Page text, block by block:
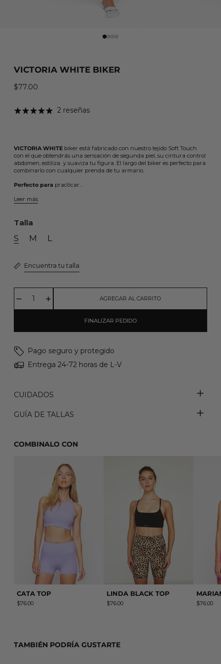
VICTORIA WHITE BIKER
Precio habitual
$77.00
2 reseñas
VICTORIA WHITE biker está fabricado con nuestro tejido Soft Touch
con el que obtendrás una sensación de segunda piel, su cintura control
abdomen, estiliza y suaviza tu figura. El largo del biker es perfecto para
combinarlo con cualquier prenda de tu armario.
Perfecto para practicar…
Leer más
Talla
S M L
Encuentra tu talla
AGREGAR AL CARRITO
FINALIZAR PEDIDO
COMBINALO CON
CATA TOP
$76.00
LINDA BLACK TOP
$76.00 $76.00
Pago seguro y protegido
Entrega 24-72 horas de L-V
CUIDADOS
GUÍA DE TALLAS
TAMBIÉN PODRÍA GUSTARTE